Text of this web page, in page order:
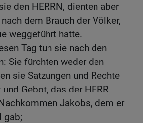
den HERRN, dienten aber
dem Brauch der Völker,
weggeführt hatte.
Tag tun sie nach den
Sie fürchten weder den
sie Satzungen und Rechte
Gebot, das der HERR
Jakobs, dem er
gab;